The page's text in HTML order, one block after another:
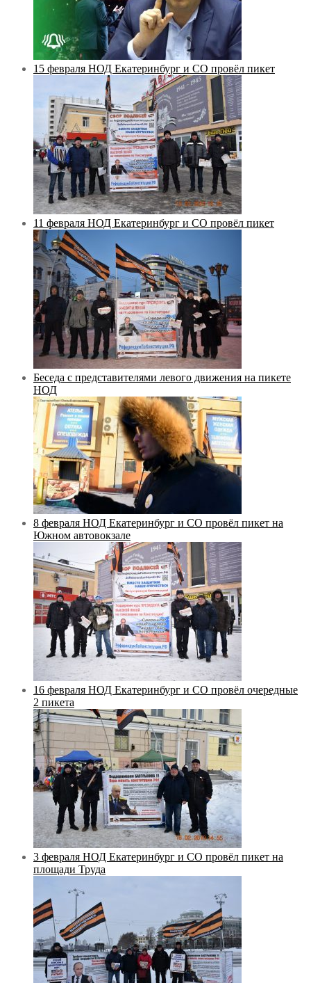
15 февраля НОД Екатеринбург и СО провёл пикет
11 февраля НОД Екатеринбург и СО провёл пикет
Беседа с представителями левого движения на пикете
НОД
8 февраля НОД Екатеринбург и СО провёл пикет на
Южном автовокзале
16 февраля НОД Екатеринбург и СО провёл очередные
2 пикета
3 февраля НОД Екатеринбург и СО провёл пикет на
площади Труда